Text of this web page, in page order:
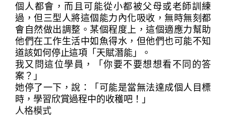
個人都會，而且可能從小都被父母或老師訓練
過，但三型人將這個能力內化吸收，無時無刻都
會自然做出調整。某個程度上，這個適應力幫助
他們在工作生活中如魚得水，但他們也可能不知
道該如何停止這項「天賦潛能」。
我又問這位學員，「你要不要想想看不同的答
案？」
她停了一下，說：「可能是當無法達成個人目標
時，學習欣賞過程中的收穫吧！」
人格模式